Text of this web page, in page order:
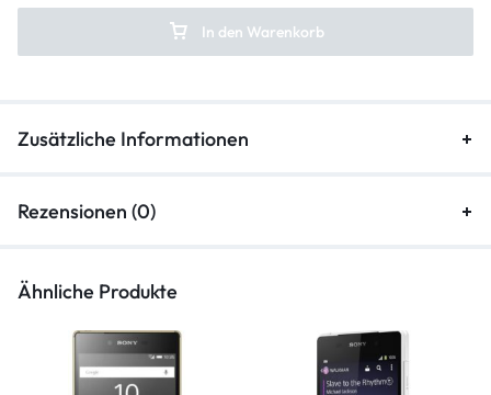
In den Warenkorb
Zusätzliche Informationen
Rezensionen (0)
Ähnliche Produkte